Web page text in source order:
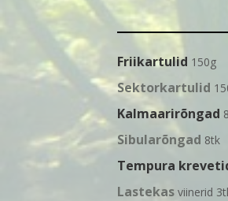
Friikartulid 150g
Sektorkartulid
Kalmaarirõngad
Sibularõngad 8tk
Tempura
Lastekasviinerid